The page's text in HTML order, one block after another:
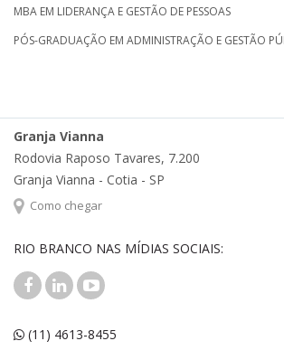
MBA EM LIDERANÇA E GESTÃO DE PESSOAS
PÓS-GRADUAÇÃO EM ADMINISTRAÇÃO E GESTÃO
Granja Vianna
Rodovia Raposo Tavares, 7.200
Granja Vianna - Cotia - SP
Como chegar
RIO BRANCO NAS MÍDIAS SOCIAIS:
(11) 4613-8455